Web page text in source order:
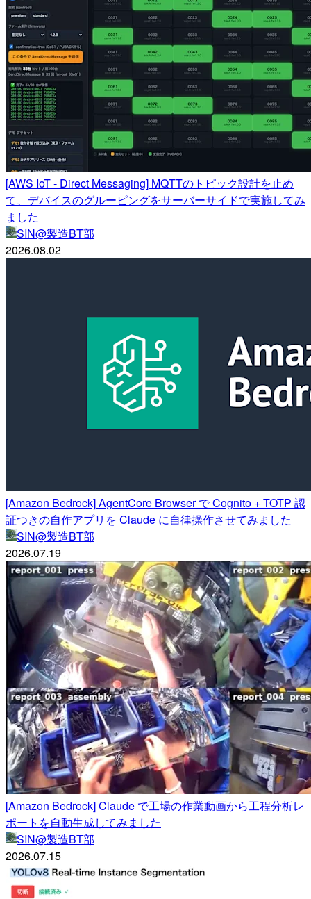
[AWS IoT - Direct Messaging] MQTTのトピック設計を止め
て、デバイスのグルーピングをサーバーサイドで実施してみ
ました
SIN@製造BT部
2026.08.02
[Amazon Bedrock] AgentCore Browser で Cognito + TOTP 認
証つきの自作アプリを Claude に自律操作させてみました
SIN@製造BT部
2026.07.19
[Amazon Bedrock] Claude で工場の作業動画から工程分析レ
ポートを自動生成してみました
SIN@製造BT部
2026.07.15